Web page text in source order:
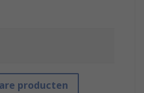
producten